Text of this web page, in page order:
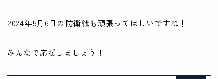
2024年5月6日の防衛戦も頑張ってほしいですね！
みんなで応援しましょう！